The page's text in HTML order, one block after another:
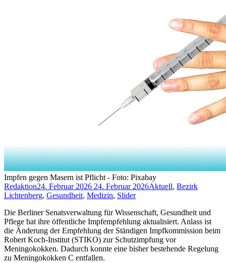
Impfen gegen Masern ist Pflicht - Foto: Pixabay
Redaktion24. Februar 2026 24. Februar 2026Aktuell, Bezirk
Lichtenberg, Gesundheit, Medizin, Slider
Die Berliner Senatsverwaltung für Wissenschaft, Gesundheit und
Pflege hat ihre öffentliche Impfempfehlung aktualisiert. Anlass ist
die Änderung der Empfehlung der Ständigen Impfkommission beim
Robert Koch-Institut (STIKO) zur Schutzimpfung vor
Meningokokken. Dadurch konnte eine bisher bestehende Regelung
zu Meningokokken C entfallen.